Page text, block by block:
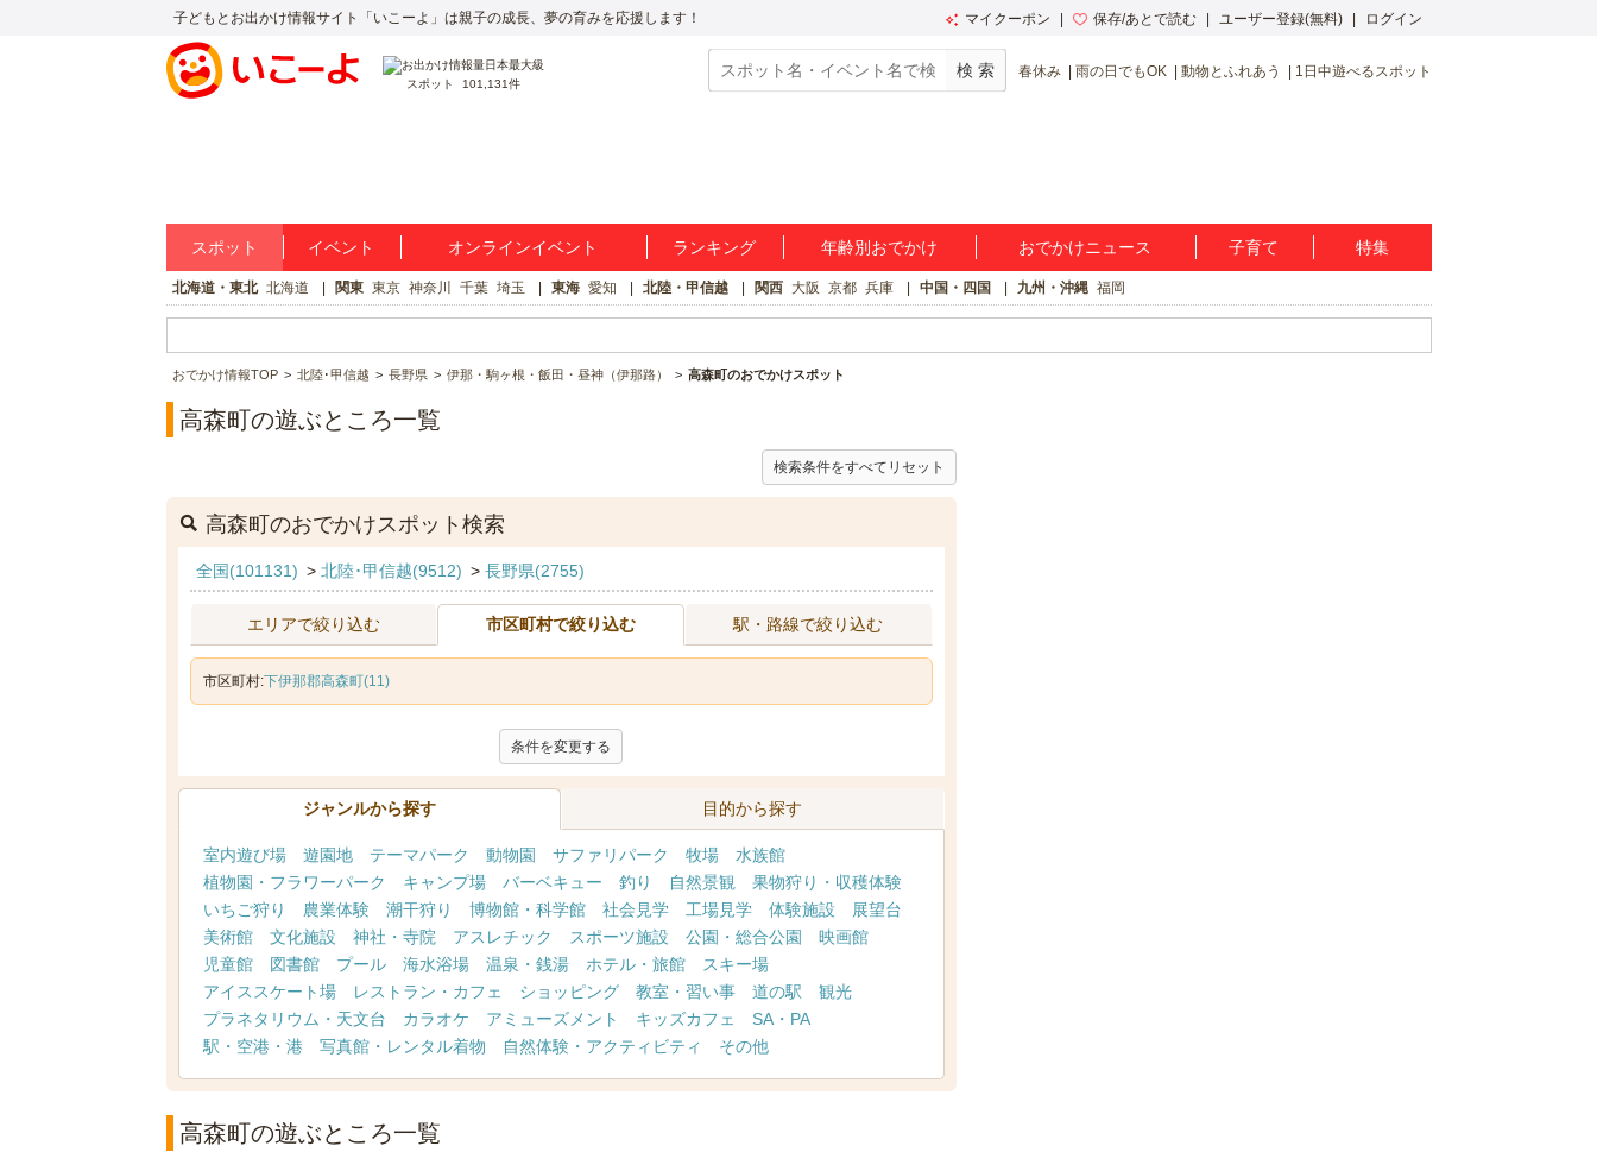
子どもとお出かけ情報サイト「いこーよ」は親子の成長、夢の育みを応援します！ マイクーポン 保存/あとで読む ユーザー登録(無料) ログイン
スポット 101,131件
春休み 雨の日でもOK 動物とふれあう 1日中遊べるスポット
スポット イベント オンラインイベント ランキング 年齢別おでかけ おでかけニュース 子育て 特集
北海道・東北 北海道 関東 東京 神奈川 千葉 埼玉 東海 愛知 北陸・甲信越 関西 大阪 京都 兵庫 中国・四国 九州・沖縄 福岡
おでかけ情報TOP 北陸･甲信越 長野県 伊那・駒ヶ根・飯田・昼神（伊那路） 高森町のおでかけスポット
高森町の遊ぶところ一覧
検索条件をすべてリセット
高森町のおでかけスポット検索
全国(101131) > 北陸･甲信越(9512) > 長野県(2755)
エリアで絞り込む 市区町村で絞り込む 駅・路線で絞り込む
市区町村:下伊那郡高森町(11)
条件を変更する
ジャンルから探す 目的から探す
室内遊び場 遊園地 テーマパーク 動物園 サファリパーク 牧場
水族館
植物園・フラワーパーク
キャンプ場 バーベキュー 釣り 自然景観
果物狩り・収穫体験
いちご狩り
農業体験 潮干狩り 博物館・科学館 社会見学 工場見学 体験施設
展望台
美術館
文化施設 神社・寺院 アスレチック スポーツ施設 公園・総合公園
映画館
児童館
図書館 プール 海水浴場 温泉・銭湯 ホテル・旅館
スキー場
アイススケート場
レストラン・カフェ ショッピング 教室・習い事 道の駅
観光
プラネタリウム・天文台
カラオケ アミューズメント キッズカフェ
SA・PA
駅・空港・港
写真館・レンタル着物 自然体験・アクティビティ その他
高森町の遊ぶところ一覧